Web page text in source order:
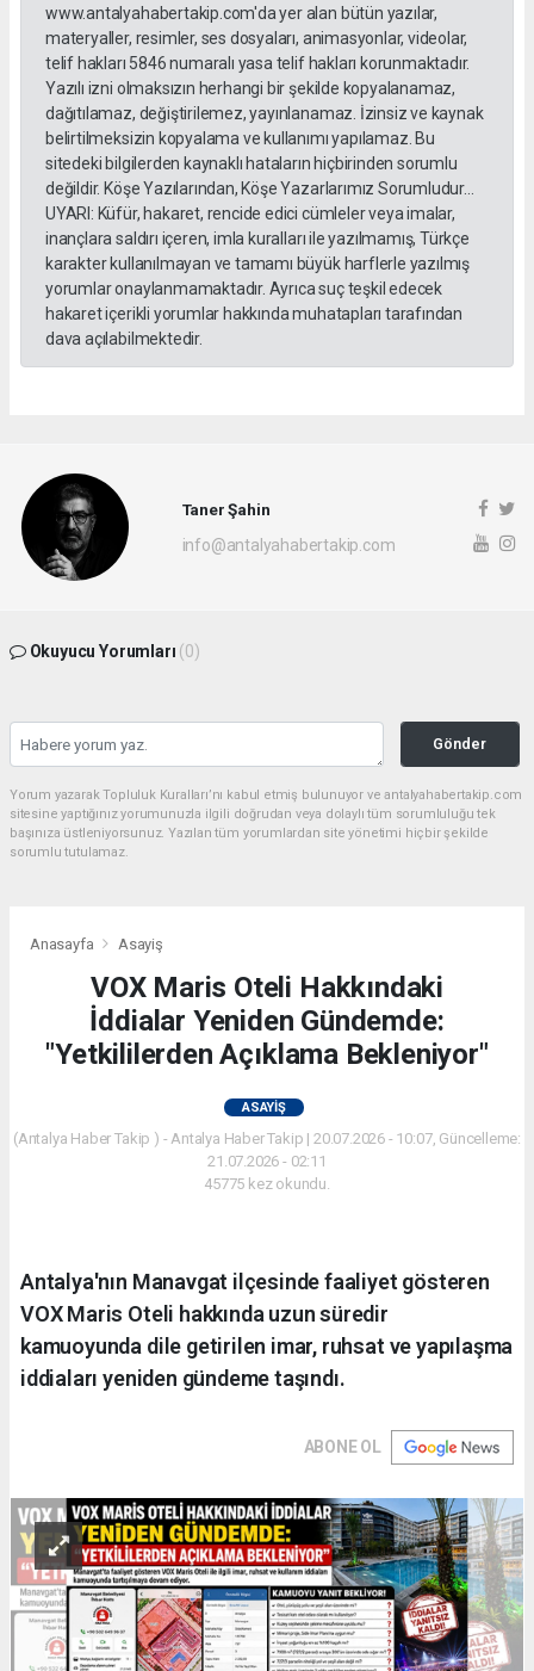
www.antalyahabertakip.com'da yer alan bütün yazılar,
materyaller, resimler, ses dosyaları, animasyonlar, videolar,
telif hakları 5846 numaralı yasa telif hakları korunmaktadır.
Yazılı izni olmaksızın herhangi bir şekilde kopyalanamaz,
dağıtılamaz, değiştirilemez, yayınlanamaz. İzinsiz ve kaynak
belirtilmeksizin kopyalama ve kullanımı yapılamaz. Bu
sitedeki bilgilerden kaynaklı hataların hiçbirinden sorumlu
değildir. Köşe Yazılarından, Köşe Yazarlarımız Sorumludur...
UYARI: Küfür, hakaret, rencide edici cümleler veya imalar,
inançlara saldırı içeren, imla kuralları ile yazılmamış, Türkçe
karakter kullanılmayan ve tamamı büyük harflerle yazılmış
yorumlar onaylanmamaktadır. Ayrıca suç teşkil edecek
hakaret içerikli yorumlar hakkında muhatapları tarafından
dava açılabilmektedir.
Taner Şahin
info@antalyahabertakip.com
Okuyucu Yorumları (0)
Gönder
Yorum yazarak Topluluk Kuralları’nı kabul etmiş bulunuyor ve antalyahabertakip.com
sitesine yaptığınız yorumunuzla ilgili doğrudan veya dolaylı tüm sorumluluğu tek
başınıza üstleniyorsunuz. Yazılan tüm yorumlardan site yönetimi hiçbir şekilde
sorumlu tutulamaz.
Anasayfa Asayiş
VOX Maris Oteli Hakkındaki
İddialar Yeniden Gündemde:
"Yetkililerden Açıklama Bekleniyor"
ASAYIŞ
(Antalya Haber Takip ) - Antalya Haber Takip | 20.07.2026 - 10:07, Güncelleme:
21.07.2026 - 02:11
45775 kez okundu.
Antalya'nın Manavgat ilçesinde faaliyet gösteren
VOX Maris Oteli hakkında uzun süredir
kamuoyunda dile getirilen imar, ruhsat ve yapılaşma
iddiaları yeniden gündeme taşındı.
ABONE OL